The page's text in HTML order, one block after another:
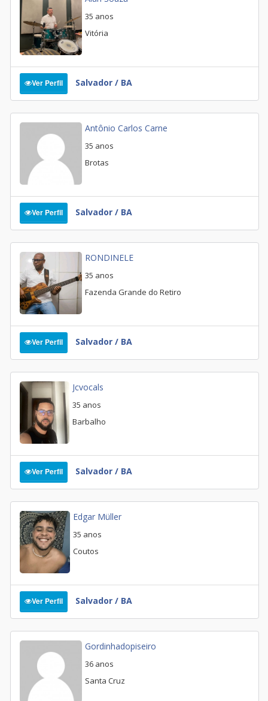
35 anos
Vitória
Ver Perfil Salvador / BA
Antônio Carlos Carne
35 anos
Brotas
Ver Perfil Salvador / BA
RONDINELE
35 anos
Fazenda Grande do Retiro
Ver Perfil Salvador / BA
Jcvocals
35 anos
Barbalho
Ver Perfil Salvador / BA
Edgar Müller
35 anos
Coutos
Ver Perfil Salvador / BA
Gordinhadopiseiro
36 anos
Santa Cruz